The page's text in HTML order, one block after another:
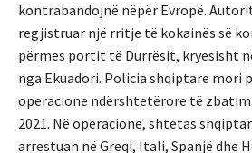
kontrabandojnë nëpër Evropë.
regjistruar një rritje të kokainës së
përmes portit të Durrësit, kryesisht
nga Ekuadori. Policia shqiptare mori
operacione ndërshtetërore të
2021. Në operacione, shtetas
arrestuan në Greqi, Itali, Spanjë dhe